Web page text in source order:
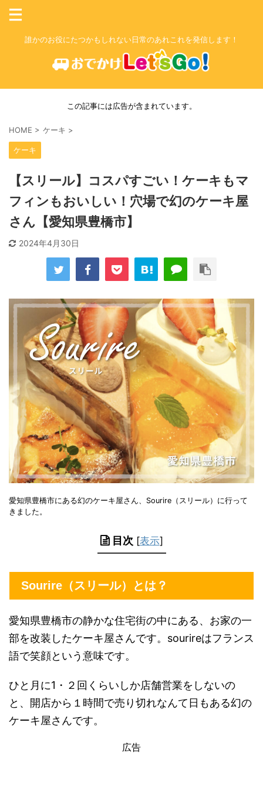
誰かのお役にたつかもしれない日常のあれこれを発信します！
この記事には広告が含まれています。
HOME > ケーキ >
ケーキ
【スリール】コスパすごい！ケーキもマ
フィンもおいしい！穴場で幻のケーキ屋
さん【愛知県豊橋市】
2024年4月30日
愛知県豊橋市にある幻のケーキ屋さん、Sourire（スリール）に行って
きました。
目次 [表示]
Sourire（スリール）とは？
愛知県豊橋市の静かな住宅街の中にある、お家の一
部を改装したケーキ屋さんです。sourireはフランス
語で笑顔という意味です。
ひと月に1・２回くらいしか店舗営業をしないの
と、開店から１時間で売り切れなんて日もある幻の
ケーキ屋さんです。
広告